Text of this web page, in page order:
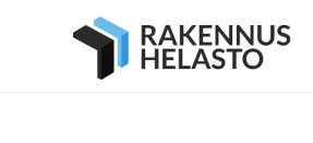
pääsisältöön
ensisijaiseen
alatunnisteeseen